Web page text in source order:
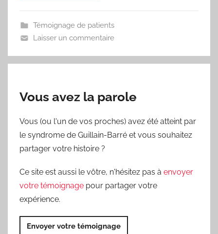
Témoignage de patients
Laisser un commentaire
Vous avez la parole
Vous (ou l'un de vos proches) avez été atteint par
le syndrome de Guillain-Barré et vous souhaitez
partager votre histoire ?
Ce site est aussi le vôtre, n'hésitez pas à envoyer
votre témoignage pour partager votre
expérience.
Envoyer votre témoignage